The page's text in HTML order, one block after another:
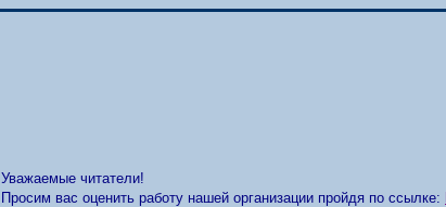
Уважаемые читатели!
Просим вас оценить работу нашей организации пройдя по ссылке: